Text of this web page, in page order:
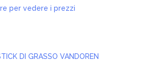
per vedere i prezzi